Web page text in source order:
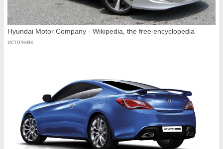
Hyundai Motor Company - Wikipedia, the free encyclopedia
источник